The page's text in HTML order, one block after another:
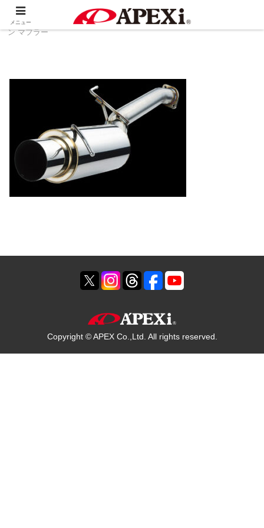
製品情報 排気系
N1 エボリューショ
ン マフラー
Copyright © APEX Co.,Ltd. All rights reserved.
メニュー